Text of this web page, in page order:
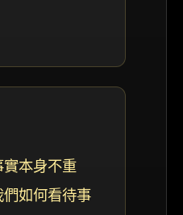
實本身不重
如何看待事